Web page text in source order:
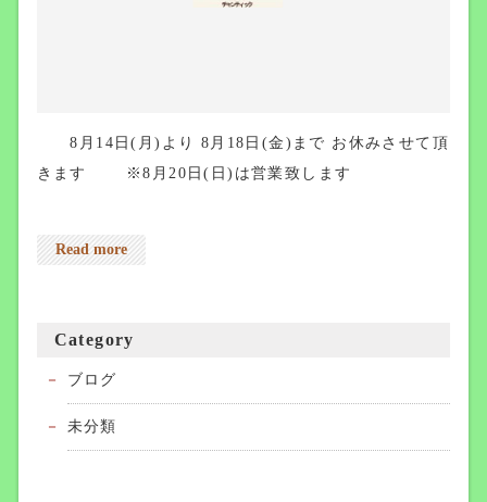
8月14日(月)より 8月18日(金)まで お休みさせて頂
きます ※8月20日(日)は営業致します
Read more
Category
ブログ
未分類